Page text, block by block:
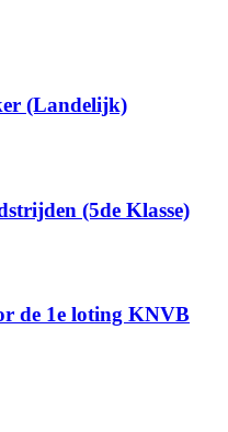
(Landelijk)
(5de Klasse)
de 1e loting KNVB